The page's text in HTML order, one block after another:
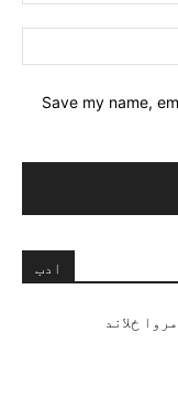
Save my name,
ادب
ځلاند